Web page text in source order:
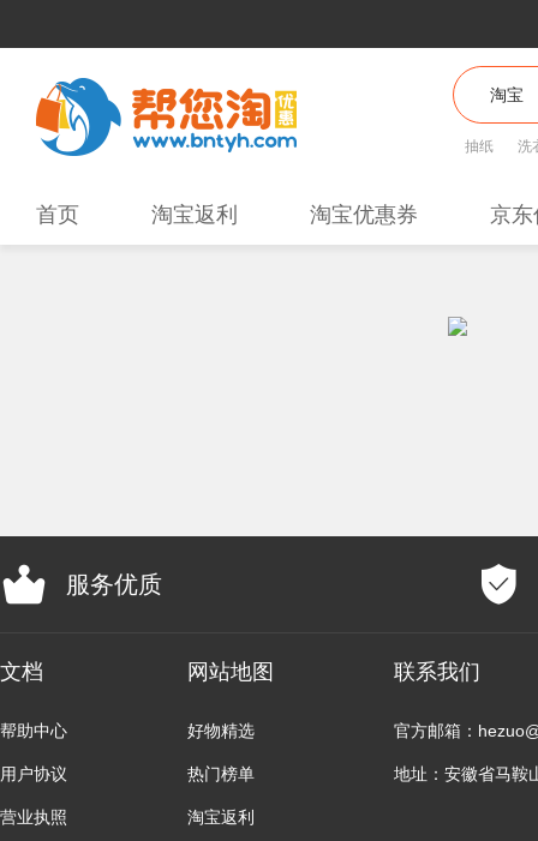
抽纸 洗
首页 淘宝返利 淘宝优惠券 京东
服务优质
文档
帮助中心
用户协议
营业执照
网站地图
好物精选
热门榜单
淘宝返利
联系我们
官方邮箱：
地址：安徽省马鞍